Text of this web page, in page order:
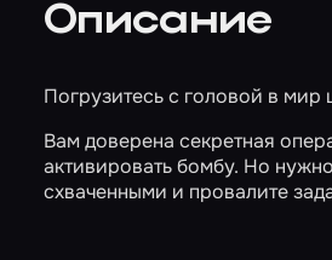
Описание
Погрузитесь с головой в мир
Вам доверена секретная
активировать бомбу. Но
схваченными и провалите